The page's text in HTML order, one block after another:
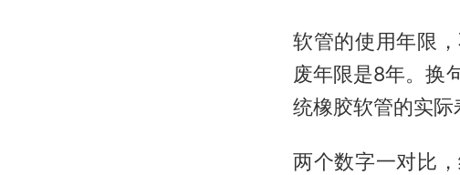
软管的使用年限
废年限是8年。换
统橡胶软管的实际
两个数字一对比